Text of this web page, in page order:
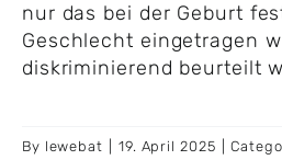
nur das bei der Geburt
Geschlecht eingetragen
diskriminierend beurteilt
By lewebat 19. April 2025